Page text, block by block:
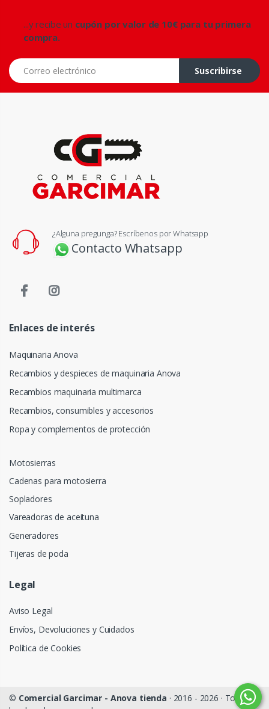
...y recibe un cupón por valor de 10€ para tu primera
compra.
Correo electrónico
Suscribirse
¿Alguna pregunga? Escríbenos por Whatsapp
Contacto Whatsapp
Enlaces de interés
Maquinaria Anova
Recambios y despieces de maquinaria Anova
Recambios maquinaria multimarca
Recambios, consumibles y accesorios
Ropa y complementos de protección
Motosierras
Cadenas para motosierra
Sopladores
Vareadoras de aceituna
Generadores
Tijeras de poda
Legal
Aviso Legal
Envíos, Devoluciones y Cuidados
Política de Cookies
© Comercial Garcimar - Anova tienda · 2016 - 2026 · Todos